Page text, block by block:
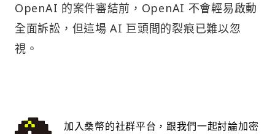
OpenAI 的案件審結前，OpenAI 不會輕易啟動
全面訴訟，但這場 AI 巨頭間的裂痕已難以忽
視。
加入桑幣的社群平台，跟我們一起討論加密